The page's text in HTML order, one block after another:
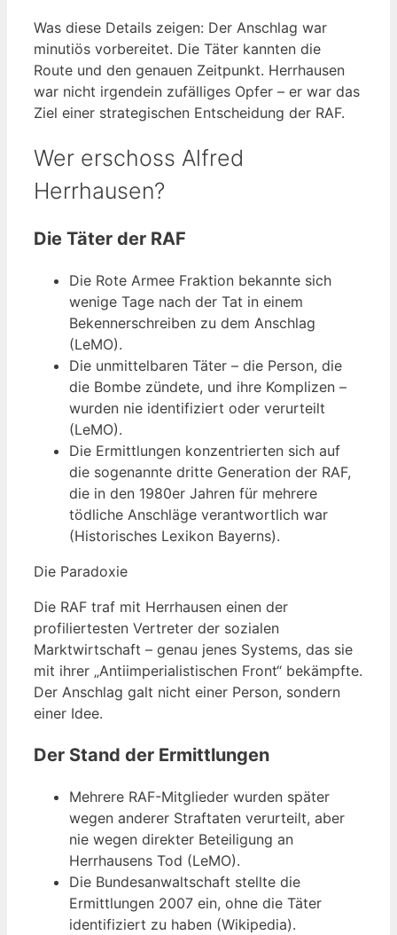
Was diese Details zeigen: Der Anschlag war
minutiös vorbereitet. Die Täter kannten die
Route und den genauen Zeitpunkt. Herrhausen
war nicht irgendein zufälliges Opfer – er war das
Ziel einer strategischen Entscheidung der RAF.
Wer erschoss Alfred
Herrhausen?
Die Täter der RAF
Die Rote Armee Fraktion bekannte sich
wenige Tage nach der Tat in einem
Bekennerschreiben zu dem Anschlag
(LeMO).
Die unmittelbaren Täter – die Person, die
die Bombe zündete, und ihre Komplizen –
wurden nie identifiziert oder verurteilt
(LeMO).
Die Ermittlungen konzentrierten sich auf
die sogenannte dritte Generation der RAF,
die in den 1980er Jahren für mehrere
tödliche Anschläge verantwortlich war
(Historisches Lexikon Bayerns).
Die Paradoxie
Die RAF traf mit Herrhausen einen der
profiliertesten Vertreter der sozialen
Marktwirtschaft – genau jenes Systems, das sie
mit ihrer „Antiimperialistischen Front“ bekämpfte.
Der Anschlag galt nicht einer Person, sondern
einer Idee.
Der Stand der Ermittlungen
Mehrere RAF-Mitglieder wurden später
wegen anderer Straftaten verurteilt, aber
nie wegen direkter Beteiligung an
Herrhausens Tod (LeMO).
Die Bundesanwaltschaft stellte die
Ermittlungen 2007 ein, ohne die Täter
identifiziert zu haben (Wikipedia).